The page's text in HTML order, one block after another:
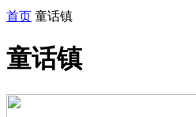
首页 童话镇
童话镇